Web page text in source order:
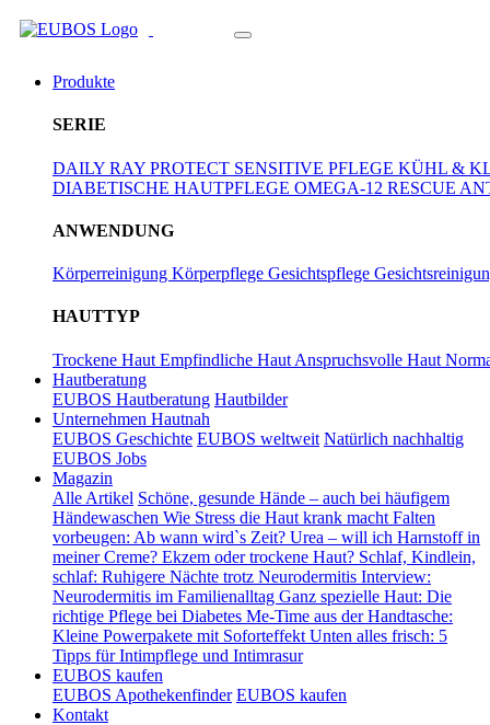
Zum Hauptinhalt springen
Produkte
SERIE
DAILY RAY PROTECT SENSITIVE PFLEGE KÜHL &
DIABETISCHE HAUTPFLEGE OMEGA-12 RESCUE
ANWENDUNG
Körperreinigung Körperpflege Gesichtspflege
HAUTTYP
Trockene Haut Empfindliche Haut Anspruchsvolle Haut
Hautberatung
EUBOS Hautberatung Hautbilder
Unternehmen Hautnah
EUBOS Geschichte EUBOS weltweit Natürlich nachhaltig
EUBOS Jobs
Magazin
Alle Artikel Schöne, gesunde Hände – auch bei häufigem
Händewaschen Wie Stress die Haut krank macht Falten
vorbeugen: Ab wann wird`s Zeit? Urea – will ich Harnstoff in
meiner Creme? Ekzem oder trockene Haut? Schlaf, Kindlein,
schlaf: Ruhigere Nächte trotz Neurodermitis Interview:
Neurodermitis im Familienalltag Ganz spezielle Haut: Die
richtige Pflege bei Diabetes Me-Time aus der Handtasche:
Kleine Powerpakete mit Soforteffekt Unten alles frisch: 5
Tipps für Intimpflege und Intimrasur
EUBOS kaufen
EUBOS Apothekenfinder EUBOS kaufen
Kontakt